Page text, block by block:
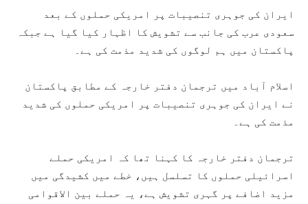
ایران کی جوہری تنصیبات پر امریکی حملوں کے بعد
سعودی عرب کی جانب سے تشویش کا اظہار کیا گیا ہے جبکہ
پاکستان میں ہم لوگوں کی شدید مذمت کی ہے۔
اسلام آباد میں ترجمان دفتر خارجہ کے مطابق پاکستان
نے ایران کی جوہری تنصیبات پر امریکی حملوں کی شدید
مذمت کی ہے۔
ترجمان دفتر خارجہ کا کہنا تھا کہ امریکی حملے
اسرائیلی حملوں کا تسلسل ہیں، خطے میں کشیدگی میں
مزید اضافے پر گہری تشویش ہے، یہ حملے بین الاقوامی